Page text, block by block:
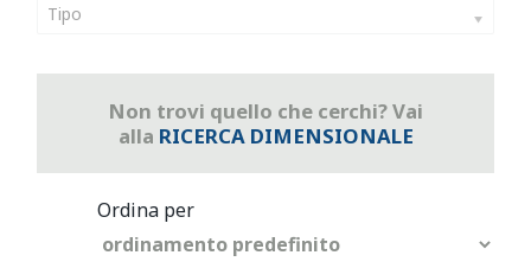
Tipo
Non trovi quello che cerchi? Vai
alla RICERCA DIMENSIONALE